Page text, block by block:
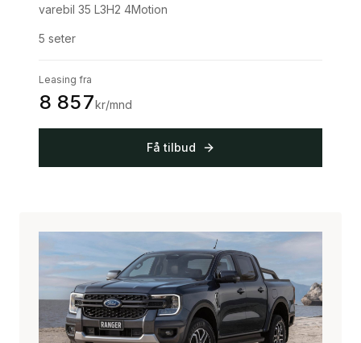
varebil 35 L3H2 4Motion
5 seter
Leasing fra
8 857kr/mnd
Få tilbud